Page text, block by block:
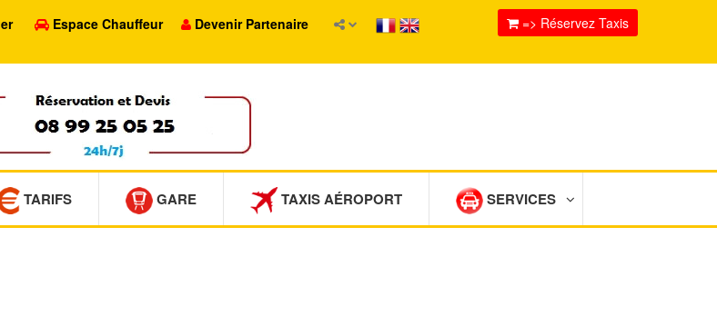
Espace Chauffeur Devenir Partenaire => Réservez Taxis
TARIFS GARE TAXIS AÉROPORT SERVICES